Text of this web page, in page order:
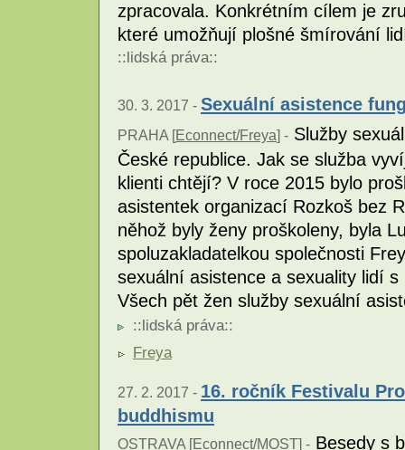
zpracovala. Konkrétním cílem je
které umožňují plošné šmírování
:: lidská práva::
30. 3. 2017 - Sexuální asistence
PRAHA [Econnect/Freya] - Služby
České republice. Jak se služba
klienti chtějí? V roce 2015 bylo
asistentek organizací Rozkoš bez
něhož byly ženy proškoleny, byla
spoluzakladatelkou společnosti
sexuální asistence a sexuality lidí
Všech pět žen služby sexuální
::lidská práva::
Freya
27. 2. 2017 - 16. ročník Festivalu
buddhismu
OSTRAVA [Econnect/MOST] - Besedy s